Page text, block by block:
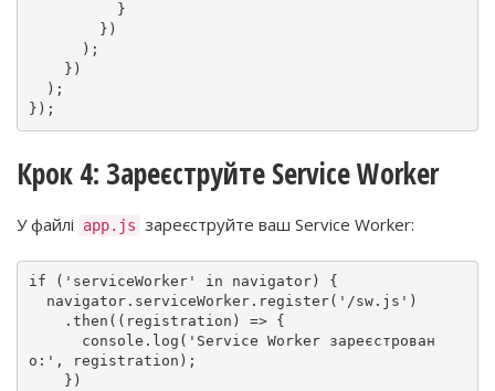
Крок 4: Зареєструйте Service Worker
У файлі app.js зареєструйте ваш Service Worker:
if ( 'serviceWorker' in navigator) {
  navigator.
serviceWorker. register( '/sw.js' )
    .
then ( ( registration ) => {
console . log ( 'Service Worker зареєстрован
о:' , registration);